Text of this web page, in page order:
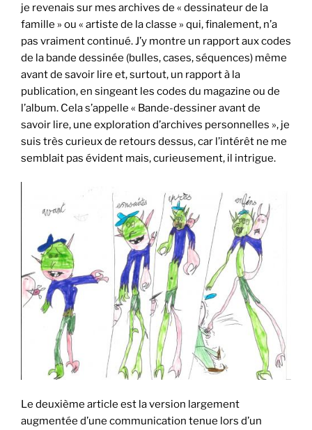
je revenais sur mes archives de « dessinateur de la
famille » ou « artiste de la classe » qui, finalement, n’a
pas vraiment continué. J’y montre un rapport aux codes
de la bande dessinée (bulles, cases, séquences) même
avant de savoir lire et, surtout, un rapport à la
publication, en singeant les codes du magazine ou de
l’album. Cela s’appelle « Bande-dessiner avant de
savoir lire, une exploration d’archives personnelles », je
suis très curieux de retours dessus, car l’intérêt ne me
semblait pas évident mais, curieusement, il intrigue.
Le deuxième article est la version largement
augmentée d’une communication tenue lors d’un